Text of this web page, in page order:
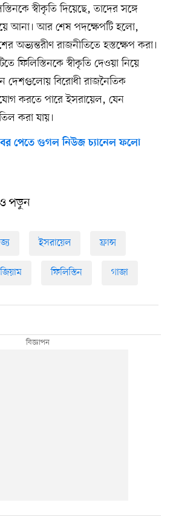
স্বীকৃতি দিয়েছে, তাদের সঙ্গে
আনা। আর শেষ পদক্ষেপটি হলো,
অভ্যন্তরীণ রাজনীতিতে হস্তক্ষেপ করা।
ফিলিস্তিনকে স্বীকৃতি দেওয়া নিয়ে
দেশগুলোয় বিরোধী রাজনৈতিক
করতে পারে ইসরায়েল, যেন
করা যায়।
পেতে গুগল নিউজ চ্যানেল ফলো
পড়ুন
ইসরায়েল ফ্রান্স
ফিলিস্তিন গাজা